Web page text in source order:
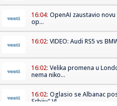
16:04: OpenAI zaustavio
op...
16:02: VIDEO: Audi RS5 vs
16:02: Velika promena u
nema niko...
16:02: Oglasio se Albanac
Srbiju" VI...